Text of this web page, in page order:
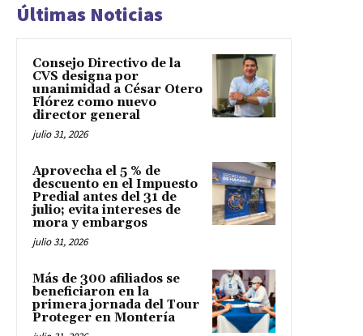
Últimas Noticias
Consejo Directivo de la
CVS designa por
unanimidad a César Otero
Flórez como nuevo
director general
julio 31, 2026
Aprovecha el 5 % de
descuento en el Impuesto
Predial antes del 31 de
julio; evita intereses de
mora y embargos
julio 31, 2026
Más de 300 afiliados se
beneficiaron en la
primera jornada del Tour
Proteger en Montería